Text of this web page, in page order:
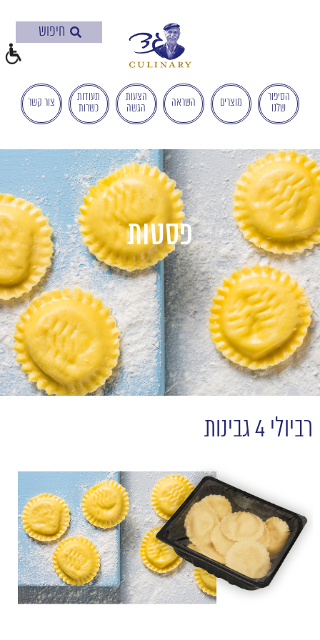
הישראלי
לְהַנְגָּשָׁת
אָתָרִים".
הַמְּסַיַּעַת
לִנְגִישׁוּת
הָאֲתָר.
לִפְתִיחַת
תַּפְרִיט
הֵנְּגִישׁוּת
לְחַץ
ALT+0
הסיפור
שלנו
מוצרים השראה
הצעות
הגשה
תעודות
כשרות
צור קשר
פסטות
רביולי 4 גבינות